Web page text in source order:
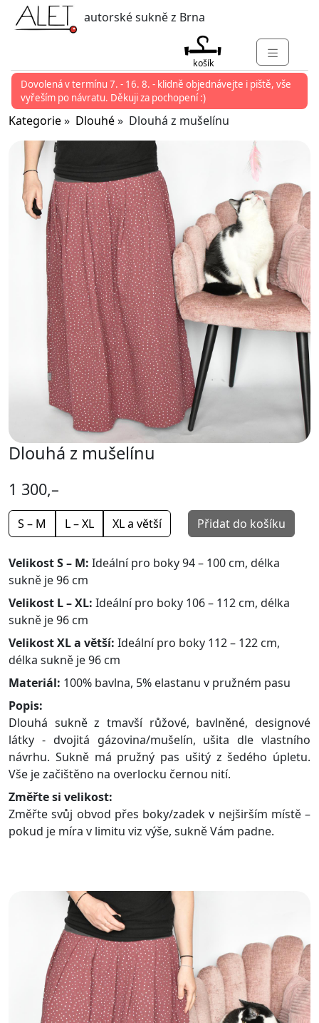
autorské sukně z Brna
košík
KATEGORIE
MARKETY
KONTAKT
O ALET
PŘIHLÁSIT
Dovolená v termínu 7. - 16. 8. - klidně objednávejte i piště, vše
vyřeším po návratu. Děkuji za pochopení :)
Kategorie» Dlouhé» Dlouhá z mušelínu
Dlouhá z mušelínu
1 300,–
S – M L – XL XL a větší Přidat do košíku
Velikost S – M: Ideální pro boky 94 – 100 cm, délka
sukně je 96 cm
Velikost L – XL: Ideální pro boky 106 – 112 cm, délka
sukně je 96 cm
Velikost XL a větší: Ideální pro boky 112 – 122 cm,
délka sukně je 96 cm
Materiál: 100% bavlna, 5% elastanu v pružném pasu
Popis:
Dlouhá sukně z tmavší růžové, bavlněné, designové
látky - dvojitá gázovina/mušelín, ušita dle vlastního
návrhu. Sukně má pružný pas ušitý z šedého úpletu.
Vše je začištěno na overlocku černou nití.
Změřte si velikost:
Změřte svůj obvod přes boky/zadek v nejširším místě –
pokud je míra v limitu viz výše, sukně Vám padne.